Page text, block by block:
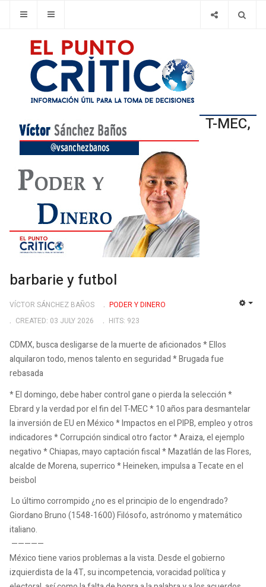
T-MEC,
barbarie y futbol
VÍCTOR SÁNCHEZ BAÑOS
PODER Y DINERO
CREATED: 03 JULY 2026
HITS: 923
CDMX, busca desligarse de la muerte de aficionados * Ellos
alquilaron todo, menos talento en seguridad * Brugada fue
rebasada
* El domingo, debe haber control gane o pierda la selección *
Ebrard y la verdad por el fin del T-MEC * 10 años para desmantelar
la inversión de EU en México * Impactos en el PIPB, empleo y otros
indicadores * Corrupción sindical otro factor * Araiza, el ejemplo
negativo * Chiapas, mayo captación fiscal * Mazatlán de las Flores,
alcalde de Morena, superrico * Heineken, impulsa a Tecate en el
beisbol
Lo último corrompido ¿no es el principio de lo engendrado?
Giordano Bruno (1548-1600) Filósofo, astrónomo y matemático
italiano.
—————
México tiene varios problemas a la vista. Desde el gobierno
izquierdista de la 4T, su incompetencia, voracidad política y